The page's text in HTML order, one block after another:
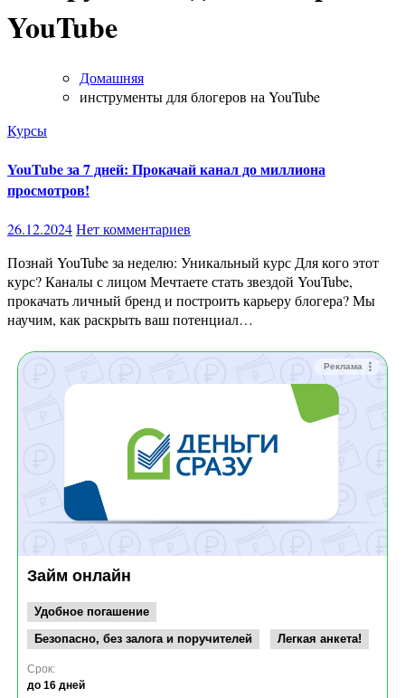
YouTube
Домашняя
инструменты для блогеров на YouTube
Курсы
YouTube за 7 дней: Прокачай канал до миллиона
просмотров!
26.12.2024Нет комментариев
Познай YouTube за неделю: Уникальный курс Для кого этот
курс? Каналы с лицом Мечтаете стать звездой YouTube,
прокачать личный бренд и построить карьеру блогера? Мы
научим, как раскрыть ваш потенциал…
Реклама
Займ онлайн
Удобное погашение
Безопасно, без залога и поручителей
Легкая анкета!
Срок:
до 16 дней